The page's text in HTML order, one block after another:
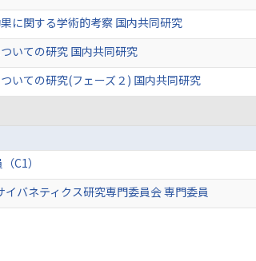
に関する学術的考察 国内共同研究
いての研究 国内共同研究
いての研究(フェーズ２) 国内共同研究
C1）
バネティクス研究専門委員会 専門委員